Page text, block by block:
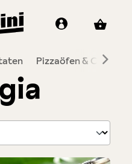
Pizzaöfen & Co.